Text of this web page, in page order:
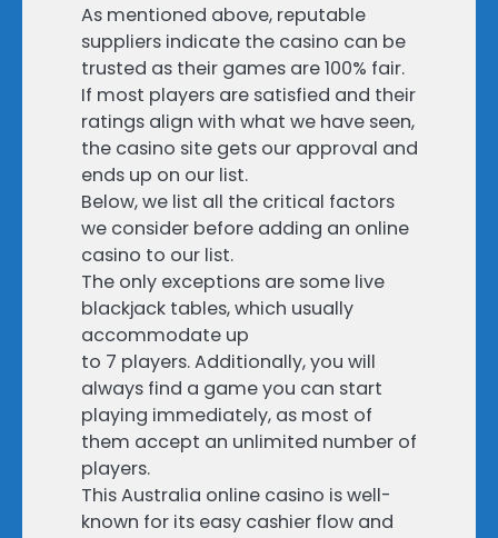
As mentioned above, reputable
suppliers indicate the casino can be
trusted as their games are 100% fair.
If most players are satisfied and their
ratings align with what we have seen,
the casino site gets our approval and
ends up on our list.
Below, we list all the critical factors
we consider before adding an online
casino to our list.
The only exceptions are some live
blackjack tables, which usually
accommodate up
to 7 players. Additionally, you will
always find a game you can start
playing immediately, as most of
them accept an unlimited number of
players.
This Australia online casino is well-
known for its easy cashier flow and